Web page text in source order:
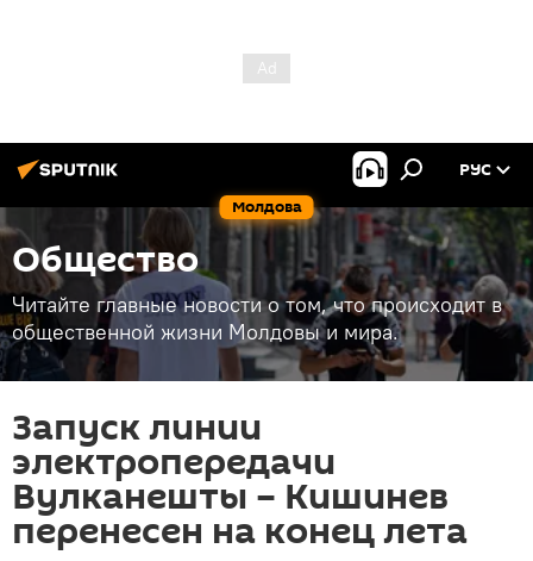
Молдова
РУС
Общество
Читайте главные новости о том, что происходит в
общественной жизни Молдовы и мира.
Запуск линии
электропередачи
Вулканешты – Кишинев
перенесен на конец лета